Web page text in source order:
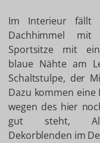
Im Interieur fällt
Dachhimmel mit
Sportsitze mit
blaue Nähte am
Schaltstulpe, der
Dazu kommen eine
wegen des hier
gut steht,
Dekorblenden im